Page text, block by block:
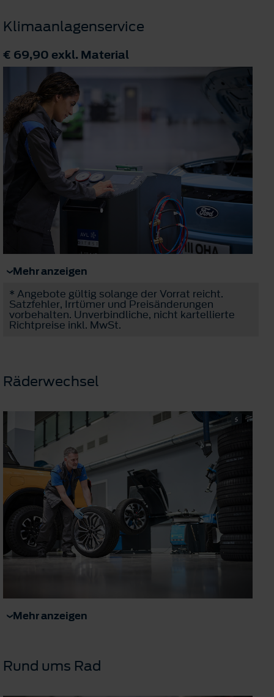
Klimaanlagenservice
€ 69,90 exkl. Material
Mehr anzeigen
* Angebote gültig solange der Vorrat reicht.
Satzfehler, Irrtümer und Preisänderungen
vorbehalten. Unverbindliche, nicht kartellierte
Richtpreise inkl. MwSt.
Räderwechsel
Mehr anzeigen
Rund ums Rad